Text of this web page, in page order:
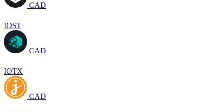
CAD
IOST
CAD
IOTX
CAD